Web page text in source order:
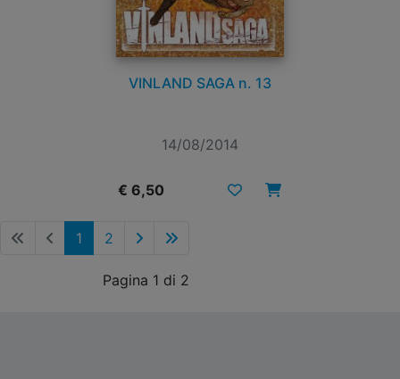
VINLAND SAGA n. 13
14/08/2014
€ 6,50
1 2
Pagina 1 di 2